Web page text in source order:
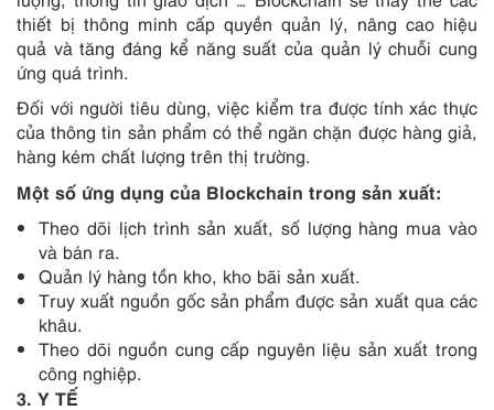
thiết bị thông minh cấp quyền quản lý, nâng cao hiệu
quả và tăng đáng kể năng suất của quản lý chuỗi cung
ứng quá trình.
Đối với người tiêu dùng, việc kiểm tra được tính xác thực
của thông tin sản phẩm có thể ngăn chặn được hàng giả,
hàng kém chất lượng trên thị trường.
Một số ứng dụng của Blockchain trong sản xuất:
Theo dõi lịch trình sản xuất, số lượng hàng mua vào
và bán ra.
Quản lý hàng tồn kho, kho bãi sản xuất.
Truy xuất nguồn gốc sản phẩm được sản xuất qua các
khâu.
Theo dõi nguồn cung cấp nguyên liệu sản xuất trong
công nghiệp.
3. Y TẾ